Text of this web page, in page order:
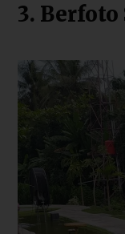
3. Berfoto